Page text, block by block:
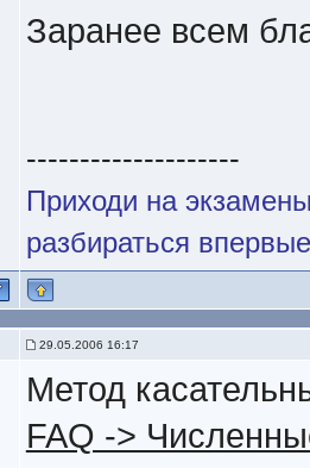
Заранее всем
--------------------
Приходи на
разбираться
29.05.2006 16:17
Метод
FAQ ->